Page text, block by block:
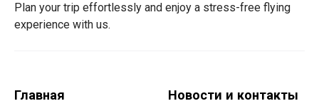
Plan your trip effortlessly and enjoy a stress-free flying
experience with us.
Главная Новости и контакты